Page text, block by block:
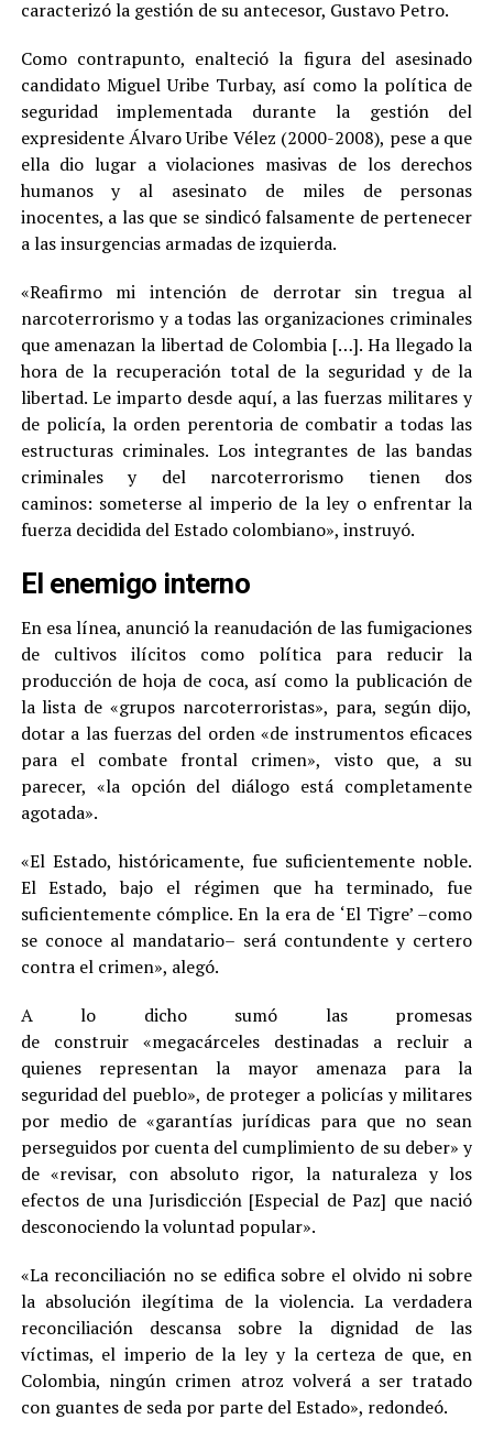
caracterizó la gestión de su antecesor, Gustavo Petro.
Como contrapunto, enalteció la figura del asesinado
candidato Miguel Uribe Turbay, así como la política de
seguridad implementada durante la gestión del
expresidente Álvaro Uribe Vélez (2000-2008), pese a que
ella dio lugar a violaciones masivas de los derechos
humanos y al asesinato de miles de personas
inocentes, a las que se sindicó falsamente de pertenecer
a las insurgencias armadas de izquierda.
«Reafirmo mi intención de derrotar sin tregua al
narcoterrorismo y a todas las organizaciones criminales
que amenazan la libertad de Colombia […]. Ha llegado la
hora de la recuperación total de la seguridad y de la
libertad. Le imparto desde aquí, a las fuerzas militares y
de policía, la orden perentoria de combatir a todas las
estructuras criminales. Los integrantes de las bandas
criminales y del narcoterrorismo tienen dos
caminos: someterse al imperio de la ley o enfrentar la
fuerza decidida del Estado colombiano», instruyó.
El enemigo interno
En esa línea, anunció la reanudación de las fumigaciones
de cultivos ilícitos como política para reducir la
producción de hoja de coca, así como la publicación de
la lista de «grupos narcoterroristas», para, según dijo,
dotar a las fuerzas del orden «de instrumentos eficaces
para el combate frontal crimen», visto que, a su
parecer, «la opción del diálogo está completamente
agotada».
«El Estado, históricamente, fue suficientemente noble.
El Estado, bajo el régimen que ha terminado, fue
suficientemente cómplice. En la era de ‘El Tigre’ –como
se conoce al mandatario– será contundente y certero
contra el crimen», alegó.
A lo dicho sumó las promesas
de construir «megacárceles destinadas a recluir a
quienes representan la mayor amenaza para la
seguridad del pueblo», de proteger a policías y militares
por medio de «garantías jurídicas para que no sean
perseguidos por cuenta del cumplimiento de su deber» y
de «revisar, con absoluto rigor, la naturaleza y los
efectos de una Jurisdicción [Especial de Paz] que nació
desconociendo la voluntad popular».
«La reconciliación no se edifica sobre el olvido ni sobre
la absolución ilegítima de la violencia. La verdadera
reconciliación descansa sobre la dignidad de las
víctimas, el imperio de la ley y la certeza de que, en
Colombia, ningún crimen atroz volverá a ser tratado
con guantes de seda por parte del Estado», redondeó.